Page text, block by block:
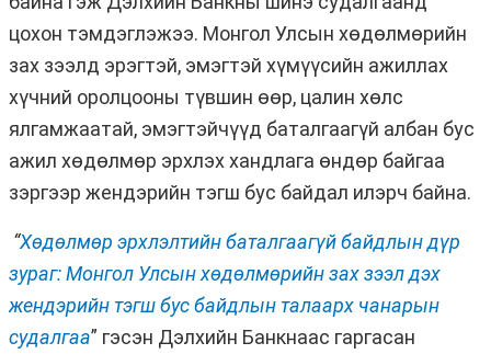
цохон тэмдэглэжээ. Монгол Улсын хөдөлмөрийн
зах зээлд эрэгтэй, эмэгтэй хүмүүсийн ажиллах
хүчний оролцооны түвшин өөр, цалин хөлс
ялгамжаатай, эмэгтэйчүүд баталгаагүй албан бус
ажил хөдөлмөр эрхлэх хандлага өндөр байгаа
зэргээр жендэрийн тэгш бус байдал илэрч байна.
“Хөдөлмөр эрхлэлтийн баталгаагүй байдлын дүр
зураг: Монгол Улсын хөдөлмөрийн зах зээл дэх
жендэрийн тэгш бус байдлын талаарх чанарын
судалгаа” гэсэн Дэлхийн Банкнаас гаргасан